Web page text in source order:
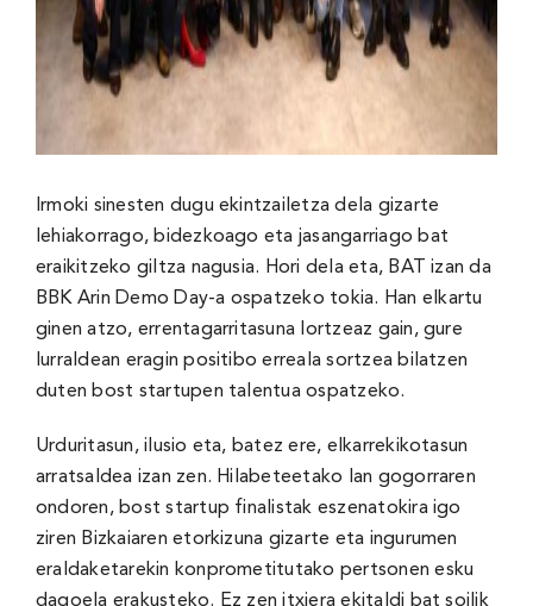
Irmoki sinesten dugu ekintzailetza dela gizarte
lehiakorrago, bidezkoago eta jasangarriago bat
eraikitzeko giltza nagusia. Hori dela eta, BAT izan da
BBK Arin Demo Day-a ospatzeko tokia. Han elkartu
ginen atzo, errentagarritasuna lortzeaz gain, gure
lurraldean eragin positibo erreala sortzea bilatzen
duten bost startupen talentua ospatzeko.
Urduritasun, ilusio eta, batez ere, elkarrekikotasun
arratsaldea izan zen. Hilabeteetako lan gogorraren
ondoren, bost startup finalistak eszenatokira igo
ziren Bizkaiaren etorkizuna gizarte eta ingurumen
eraldaketarekin konprometitutako pertsonen esku
dagoela erakusteko. Ez zen itxiera ekitaldi bat soilik